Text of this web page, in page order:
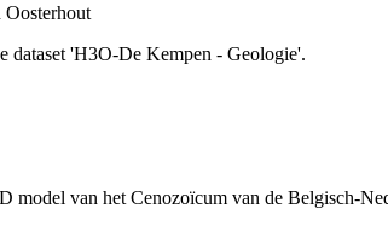
Oosterhout
dataset 'H3O-De Kempen - Geologie'.
van het Cenozoïcum van de Belgisch-